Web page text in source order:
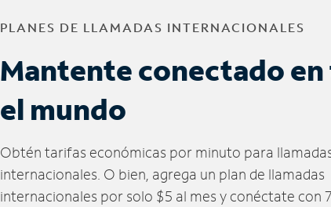
PLANES DE LLAMADAS INTERNACIONALES
Mantente conectado
el mundo
Obtén tarifas económicas por minuto para
internacionales. O bien, agrega un plan de llamadas
internacionales por solo $5 al mes y conéctate con